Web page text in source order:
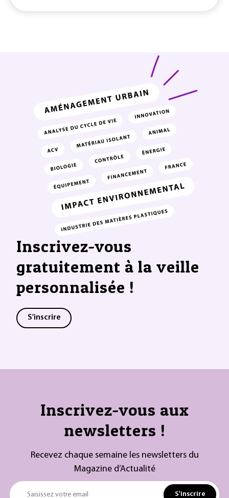
Inscrivez-vous
gratuitement à la veille
personnalisée !
S'inscrire
Inscrivez-vous aux
newsletters !
Recevez chaque semaine les newsletters du
Magazine d’Actualité
Saisissez votre email S'inscrire